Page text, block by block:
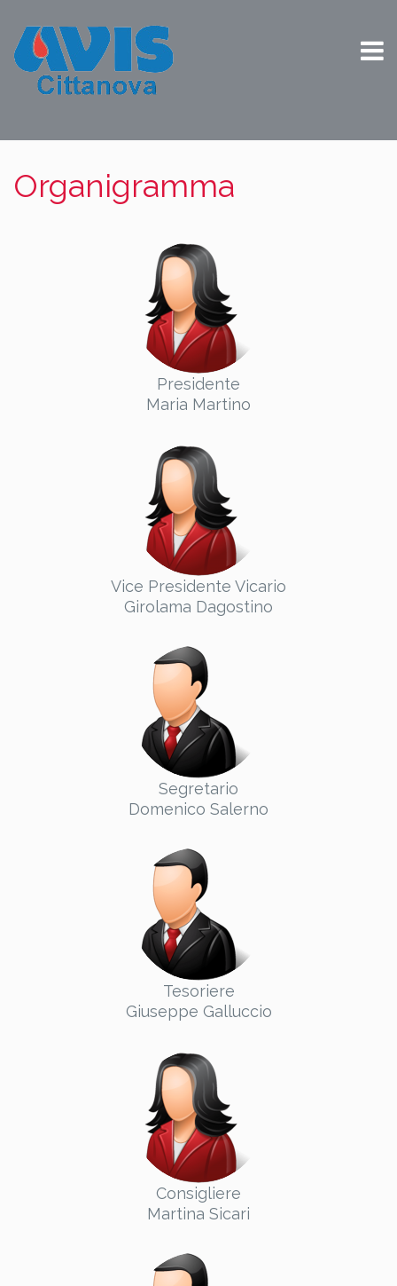
Organigramma
Presidente
Maria Martino
Vice Presidente Vicario
Girolama Dagostino
Segretario
Domenico Salerno
Tesoriere
Giuseppe Galluccio
Consigliere
Martina Sicari